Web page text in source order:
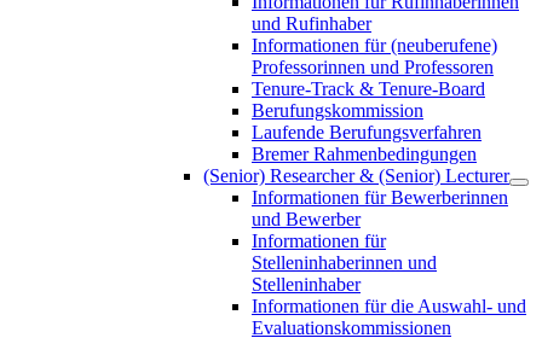
und Rufinhaber
Informationen für (neuberufene)
Professorinnen und Professoren
Tenure-Track & Tenure-Board
Berufungskommission
Laufende Berufungsverfahren
Bremer Rahmenbedingungen
(Senior) Researcher & (Senior) Lecturer
Informationen für Bewerberinnen
und Bewerber
Informationen für
Stelleninhaberinnen und
Stelleninhaber
Informationen für die Auswahl- und
Evaluationskommissionen